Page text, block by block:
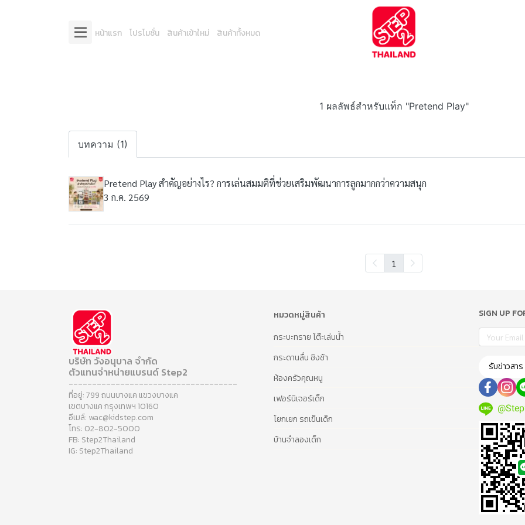
หน้าแรก โปรโมชั่น สินค้าเข้าใหม่ สินค้าทั้งหมด
1 ผลลัพธ์สำหรับแท็ก "Pretend Play"
บทความ (1)
Pretend Play สำคัญอย่างไร? การเล่นสมมติที่ช่วยเสริมพัฒนาการลูกมากกว่าความสนุก
3 ก.ค. 2569
1
บริษัท วังอนุบาล จำกัด
ตัวแทนจำหน่ายแบรนด์ Step2
------------------------------------
ที่อยู่: 799 ถนนบางแค แขวงบางแค
เขตบางแค กรุงเทพฯ 10160
อีเมล์: wac@kidstep.com
โทร: 02-802-5000
FB: Step2Thailand
IG: Step2Thailand
หมวดหมู่สินค้า
กระบะทราย โต๊ะเล่นน้ำ
กระดานลื่น ชิงช้า
ห้องครัวคุณหนู
เฟอร์นิเจอร์เด็ก
โยกเยก รถเข็นเด็ก
บ้านจำลองเด็ก
SIGN UP
รับข่าวสาร